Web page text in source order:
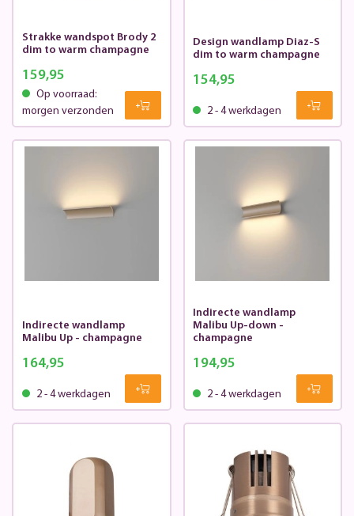
Strakke wandspot Brody 2
dim to warm champagne
159,95
Op voorraad:
morgen verzonden
Design wandlamp Diaz-S
dim to warm champagne
154,95
2 - 4 werkdagen
Indirecte wandlamp
Malibu Up - champagne
164,95
2 - 4 werkdagen
Indirecte wandlamp
Malibu Up-down -
champagne
194,95
2 - 4 werkdagen